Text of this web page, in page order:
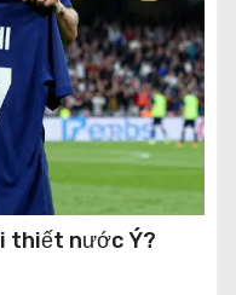
thiết nước Ý?